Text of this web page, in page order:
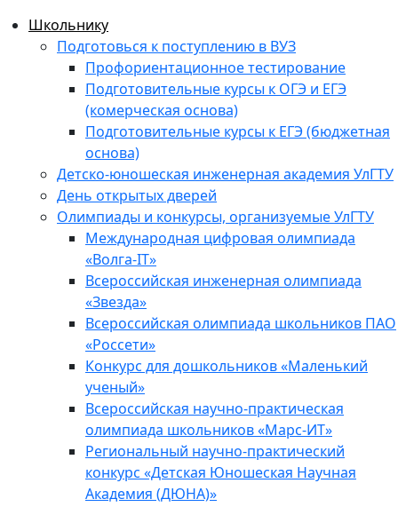
Школьнику
Подготовься к поступлению в ВУЗ
Профориентационное тестирование
Подготовительные курсы к ОГЭ и ЕГЭ
(комерческая основа)
Подготовительные курсы к ЕГЭ (бюджетная
основа)
Детско-юношеская инженерная академия УлГТУ
День открытых дверей
Олимпиады и конкурсы, организуемые УлГТУ
Международная цифровая олимпиада
«Волга-IT»
Всероссийская инженерная олимпиада
«Звезда»
Всероссийская олимпиада школьников ПАО
«Россети»
Конкурс для дошкольников «Маленький
ученый»
Всероссийская научно-практическая
олимпиада школьников «Марс-ИТ»
Региональный научно-практический
конкурс «Детская Юношеская Научная
Академия (ДЮНА)»